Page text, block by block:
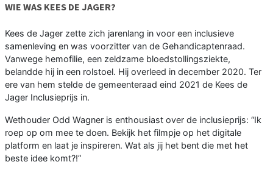
WIE WAS KEES DE JAGER?
Kees de Jager zette zich jarenlang in voor een inclusieve
samenleving en was voorzitter van de Gehandicaptenraad.
Vanwege hemofilie, een zeldzame bloedstollingsziekte,
belandde hij in een rolstoel. Hij overleed in december 2020. Ter
ere van hem stelde de gemeenteraad eind 2021 de Kees de
Jager Inclusieprijs in.
Wethouder Odd Wagner is enthousiast over de inclusieprijs: “Ik
roep op om mee te doen. Bekijk het filmpje op het digitale
platform en laat je inspireren. Wat als jij het bent die met het
beste idee komt?!”